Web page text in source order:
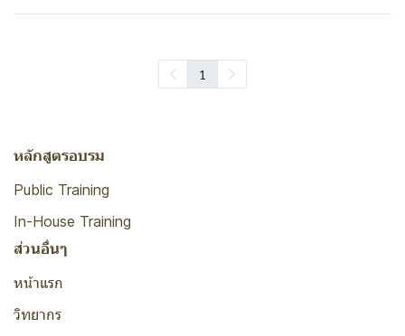
1
หลักสูตรอบรม
Public Training
In-House Training
ส่วนอื่นๆ
หน้าแรก
วิทยากร